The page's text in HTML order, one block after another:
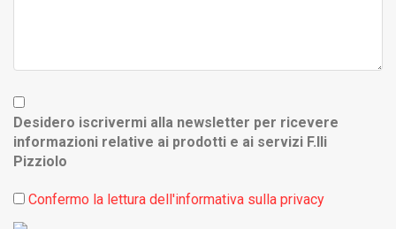
Desidero iscrivermi alla newsletter per ricevere
informazioni relative ai prodotti e ai servizi F.lli
Pizziolo
Confermo la lettura dell'informativa sulla privacy